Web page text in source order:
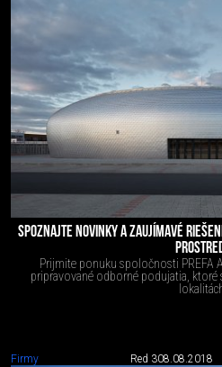
SPOZNAJTE NOVINKY A ZAUJÍMAVÉ
Prijmite ponuku spoločnosti PREFA
pripravované odborné podujatia,
Firmy Red 308.08.2018